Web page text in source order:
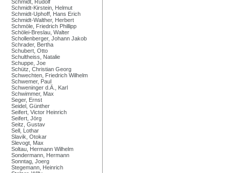
Schmidt, Rudolf
Schmidt-Kirstein, Helmut
Schmidt-Uphoff, Hans Erich
Schmidt-Walther, Herbert
Schmöle, Friedrich Phillipp
Schölei-Breslau, Walter
Schollenberger, Johann Jakob
Schrader, Bertha
Schubert, Otto
Schultheiss, Natalie
Schuppe, Joe
Schütz, Christian Georg
Schwechten, Friedrich Wilhelm
Schwemer, Paul
Schweninger d.Ä., Karl
Schwimmer, Max
Seger, Ernst
Seidel, Günther
Seifert, Victor Heinrich
Seifert, Jörg
Seitz, Gustav
Sell, Lothar
Slavik, Otokar
Slevogt, Max
Soltau, Hermann Wilhelm
Sondermann, Hermann
Sonntag, Joerg
Stegemann, Heinrich